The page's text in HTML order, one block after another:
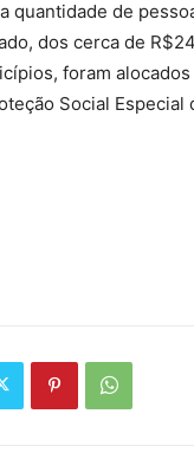
quantidade de
dos cerca de
foram
Social Especial